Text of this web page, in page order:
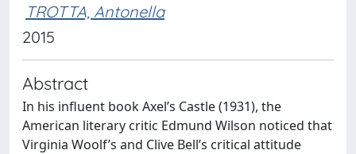
TROTTA, Antonella
2015
Abstract
In his influent book Axel’s Castle (1931), the
American literary critic Edmund Wilson noticed that
Virginia Woolf’s and Clive Bell’s critical attitude